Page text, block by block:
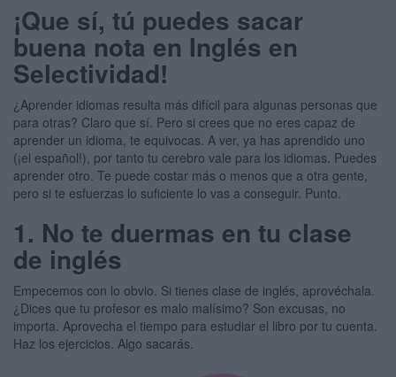
¡Que sí, tú puedes sacar
buena nota en Inglés en
Selectividad!
¿Aprender idiomas resulta más difícil para algunas personas que
para otras? Claro que sí. Pero si crees que no eres capaz de
aprender un idioma, te equivocas. A ver, ya has aprendido uno
(¡el español!), por tanto tu cerebro vale para los idiomas. Puedes
aprender otro. Te puede costar más o menos que a otra gente,
pero si te esfuerzas lo suficiente lo vas a conseguir. Punto.
1. No te duermas en tu clase
de inglés
Empecemos con lo obvio. Si tienes clase de inglés, aprovéchala.
¿Dices que tu profesor es malo malísimo? Son excusas, no
importa. Aprovecha el tiempo para estudiar el libro por tu cuenta.
Haz los ejercicios. Algo sacarás.